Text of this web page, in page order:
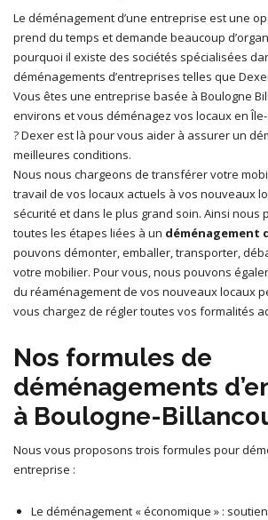
Le déménagement d’une entreprise est une
prend du temps et demande beaucoup
pourquoi il existe des sociétés spécialisées
déménagements d’entreprises telles que
Vous êtes une entreprise basée à Boulogne
environs et vous déménagez vos locaux en
? Dexer est là pour vous aider à assurer un
meilleures conditions.
Nous nous chargeons de transférer votre
travail de vos locaux actuels à vos nouveaux
sécurité et dans le plus grand soin. Ainsi nous
toutes les étapes liées à un déménagement
pouvons démonter, emballer, transporter,
votre mobilier. Pour vous, nous pouvons
du réaménagement de vos nouveaux locaux
vous chargez de régler toutes vos formalités
Nos formules de
déménagements
à Boulogne-
Nous vous proposons trois formules pour
entreprise :
Le déménagement « économique » :